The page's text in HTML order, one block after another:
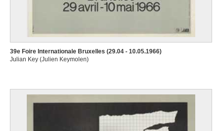
39e Foire Internationale Bruxelles (29.04 - 10.05.1966)
Julian Key (Julien Keymolen)